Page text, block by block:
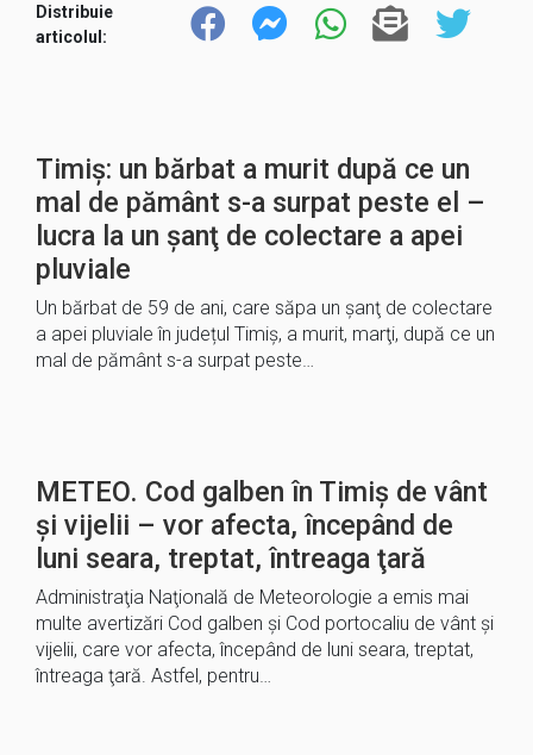
Distribuie
articolul:
Timiș: un bărbat a murit după ce un
mal de pământ s-a surpat peste el –
lucra la un şanţ de colectare a apei
pluviale
Un bărbat de 59 de ani, care săpa un şanţ de colectare
a apei pluviale în județul Timiș, a murit, marţi, după ce un
mal de pământ s-a surpat peste…
METEO. Cod galben în Timiș de vânt
şi vijelii – vor afecta, începând de
luni seara, treptat, întreaga ţară
Administraţia Naţională de Meteorologie a emis mai
multe avertizări Cod galben şi Cod portocaliu de vânt şi
vijelii, care vor afecta, începând de luni seara, treptat,
întreaga ţară. Astfel, pentru…